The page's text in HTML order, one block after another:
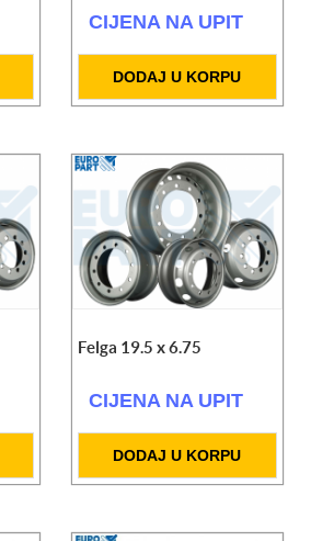
CIJENA NA UPIT
DODAJ U KORPU
Felga 19.5 x 6.75
CIJENA NA UPIT
DODAJ U KORPU